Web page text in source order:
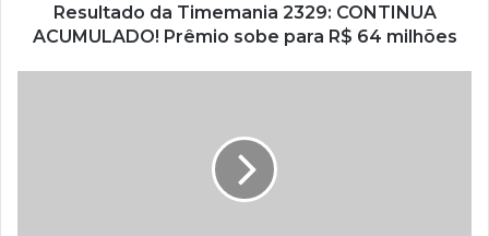
Resultado da Timemania 2329: CONTINUA
ACUMULADO! Prêmio sobe para R$ 64 milhões